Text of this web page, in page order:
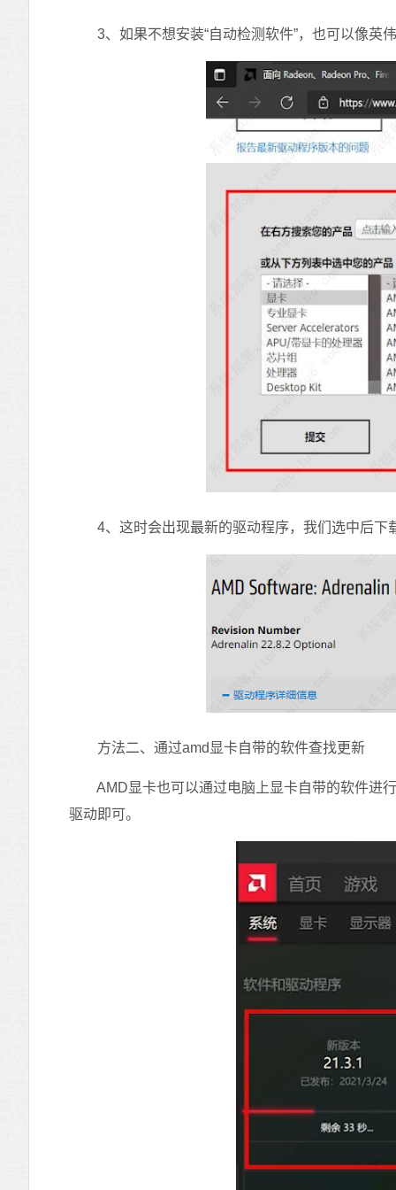
3、如果不想安装“自动检测软件”，也可以像英
4、这时会出现最新的驱动程序，我们选中后下
方法二、通过amd显卡自带的软件查找更新
AMD显卡也可以通过电脑上显卡自带的软件进行
驱动即可。